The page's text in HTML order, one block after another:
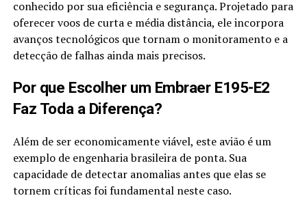
conhecido por sua eficiência e segurança. Projetado para
oferecer voos de curta e média distância, ele incorpora
avanços tecnológicos que tornam o monitoramento e a
detecção de falhas ainda mais precisos.
Por que Escolher um Embraer E195-E2
Faz Toda a Diferença?
Além de ser economicamente viável, este avião é um
exemplo de engenharia brasileira de ponta. Sua
capacidade de detectar anomalias antes que elas se
tornem críticas foi fundamental neste caso.